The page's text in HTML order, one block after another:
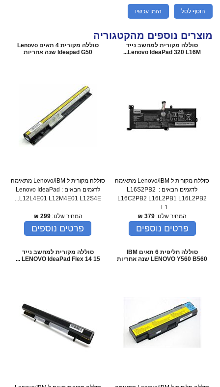
הוסף לסל הזמן עכשיו
מוצרים נוספים מהקטגוריה
סוללה מקורית למחשב נייד
Lenovo IdeaPad 320 L16M...
סוללה מקורית ל Lenovo/IBM מתאימה
לדגמים הבאים : L16S2PB2
L16C2PB2 L16L2PB1 L16L2PB2
L1...
המחיר שלנו: 379
₪
פרטים נוספים
סוללה מקורית 4 תאים Lenovo
Ideapad G50 שנה אחריות
סוללה מקורית ל Lenovo/IBM מתאימה
לדגמים הבאים : Lenovo IdeaPad
L12L4E01 L12M4E01 L12S4E...
המחיר שלנו:299
₪
פרטים נוספים
סוללה חליפית 6 תאים IBM
LENOVO Y560 B560 שנה אחריות
סוללה מקורית למחשב נייד
LENOVO IdeaPad Flex 14 15 ...